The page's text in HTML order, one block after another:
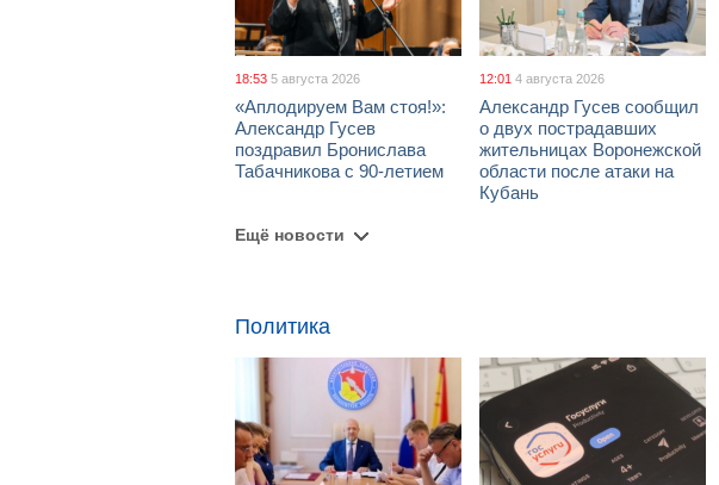
18:53 5 августа 2026
«Аплодируем Вам стоя!»:
Александр Гусев
поздравил Бронислава
Табачникова с 90-летием
12:01 4 августа 2026
Александр Гусев сообщил
о двух пострадавших
жительницах Воронежской
области после атаки на
Кубань
Ещё новости
Политика